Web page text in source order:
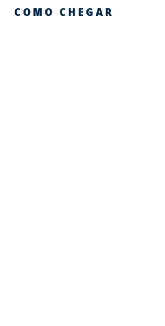
COMO CHEGAR